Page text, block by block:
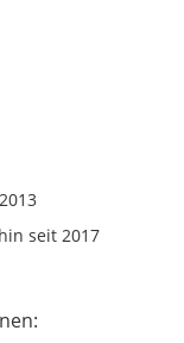
seit 2017